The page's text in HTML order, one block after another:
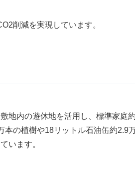
削減を実現しています。
地内の遊休地を活用し、標準家庭
本の植樹や18リットル石油缶約2.9
います。